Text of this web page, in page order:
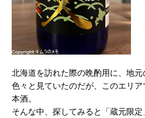
北海道を訪れた際の晩酌用に、地元
色々と見ていたのだが、このエリ
本酒。
そんな中、探してみると「蔵元限